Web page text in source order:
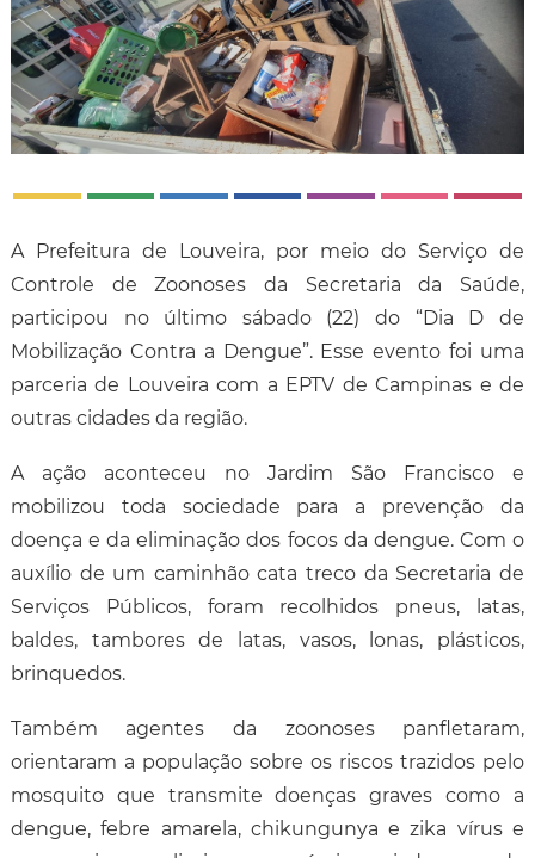
A Prefeitura de Louveira, por meio do Serviço de
Controle de Zoonoses da Secretaria da Saúde,
participou no último sábado (22) do “Dia D de
Mobilização Contra a Dengue”. Esse evento foi uma
parceria de Louveira com a EPTV de Campinas e de
outras cidades da região.
A ação aconteceu no Jardim São Francisco e
mobilizou toda sociedade para a prevenção da
doença e da eliminação dos focos da dengue. Com o
auxílio de um caminhão cata treco da Secretaria de
Serviços Públicos, foram recolhidos pneus, latas,
baldes, tambores de latas, vasos, lonas, plásticos,
brinquedos.
Também agentes da zoonoses panfletaram,
orientaram a população sobre os riscos trazidos pelo
mosquito que transmite doenças graves como a
dengue, febre amarela, chikungunyae zika víruse